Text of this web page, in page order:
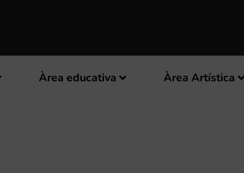
Àrea educativa Àrea Artística